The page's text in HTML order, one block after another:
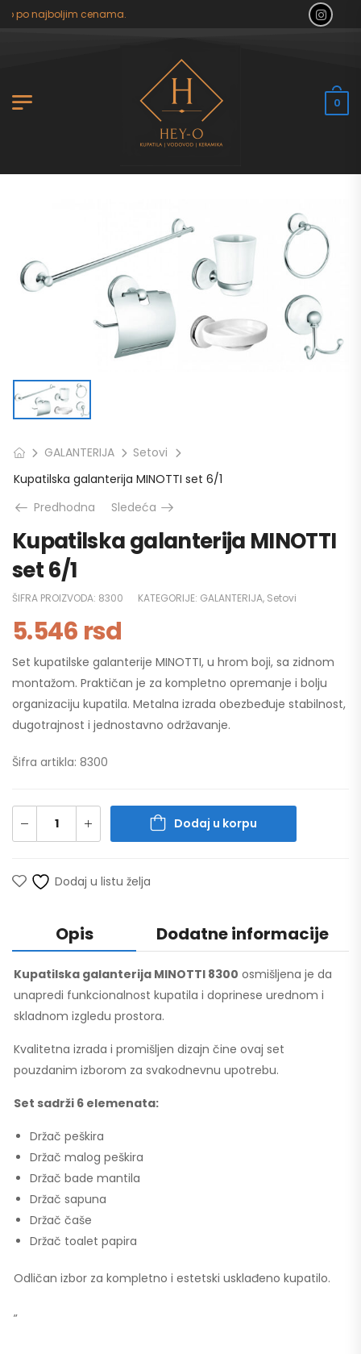
po najboljim cenama.
0
GALANTERIJA
Setovi
Kupatilska galanterija MINOTTI set 6/1
Predhodna
Sledeća
Kupatilska galanterija MINOTTI
set 6/1
ŠIFRA PROIZVODA: 8300 KATEGORIJE: GALANTERIJA, Setovi
5.546 rsd
Set kupatilske galanterije MINOTTI, u hrom boji, sa zidnom
montažom. Praktičan je za kompletno opremanje i bolju
organizaciju kupatila. Metalna izrada obezbeđuje stabilnost,
dugotrajnost i jednostavno održavanje.
Šifra artikla: 8300
Dodaj u korpu
Dodaj u listu želja
Opis Dodatne informacije
Kupatilska galanterija MINOTTI 8300 osmišljena je da
unapredi funkcionalnost kupatila i doprinese urednom i
skladnom izgledu prostora.
Kvalitetna izrada i promišljen dizajn čine ovaj set
pouzdanim izborom za svakodnevnu upotrebu.
Set sadrži 6 elemenata:
Držač peškira
Držač malog peškira
Držač bade mantila
Držač sapuna
Držač čaše
Držač toalet papira
Odličan izbor za kompletno i estetski usklađeno kupatilo.
„